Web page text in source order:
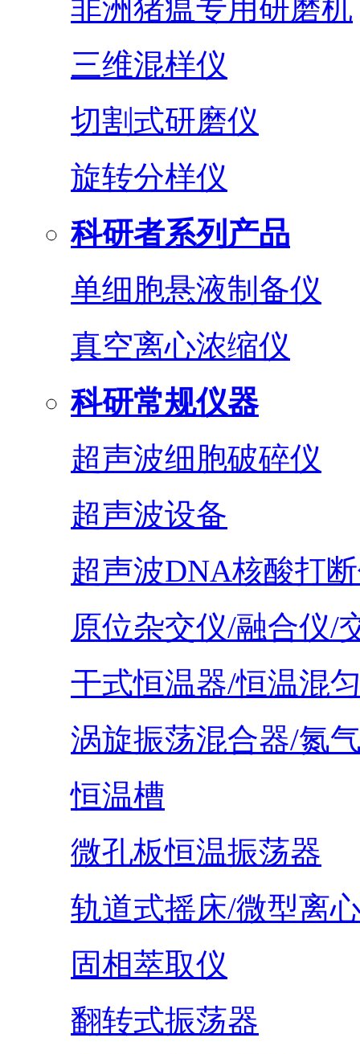
非洲猪瘟专用研磨机
三维混样仪
切割式研磨仪
旋转分样仪
科研者系列产品
单细胞悬液制备仪
真空离心浓缩仪
科研常规仪器
超声波细胞破碎仪
超声波设备
超声波DNA核酸打
原位杂交仪/融合仪/
干式恒温器/恒温混
涡旋振荡混合器/氮
恒温槽
微孔板恒温振荡器
轨道式摇床/微型离
固相萃取仪
翻转式振荡器